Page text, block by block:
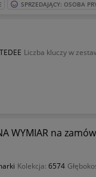
SPRZEDAJĄCY: OSOBA
TEDEE Liczba kluczy w
WYMIAR na
Kolekcja: 6574